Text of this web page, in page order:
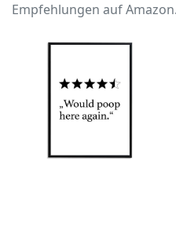
Empfehlungen auf